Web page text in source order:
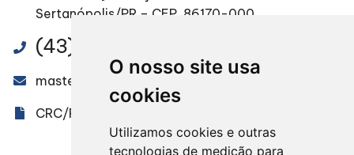
O nosso site usa
cookies
Utilizamos cookies e outras
tecnologias de medição para
Sertanópolis/PR – CEP. 86170-000
(43) 3232-4491
masteraudit@masteraudit.com.br
CRC/PR 005851/O-9